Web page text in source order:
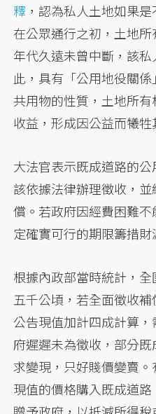
釋 ，認為私人土地如果
在公眾通行之初，土地
年代久遠未曾中斷，該
此，具有「公用地役關
共用物的性質，土地所
收益，形成因公益而犧牲
大法官表示既成道路的
該依據法律辦理徵收，
償。若政府因經費困難
定確實可行的期限籌措財
根據內政部當時統計，
五千公頃，若全面徵收
公告現值加計四成計算
府遲遲未為徵收，部分
求變現，只好賤價變賣
現值的價格購入既成道